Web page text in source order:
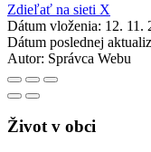
Zdieľať na sieti X
Dátum vloženia: 12. 11.
Dátum poslednej
Autor: Správca Webu
Život v obci